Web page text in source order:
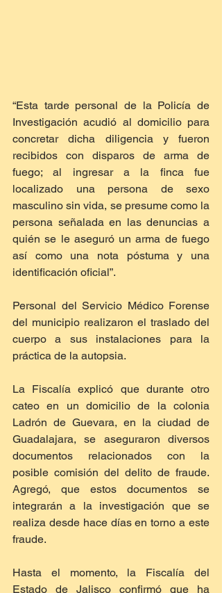
“Esta tarde personal de la Policía de
Investigación acudió al domicilio para
concretar dicha diligencia y fueron
recibidos con disparos de arma de
fuego; al ingresar a la finca fue
localizado una persona de sexo
masculino sin vida, se presume como la
persona señalada en las denuncias a
quién se le aseguró un arma de fuego
así como una nota póstuma y una
identificación oficial”.
Personal del Servicio Médico Forense
del municipio realizaron el traslado del
cuerpo a sus instalaciones para la
práctica de la autopsia.
La Fiscalía explicó que durante otro
cateo en un domicilio de la colonia
Ladrón de Guevara, en la ciudad de
Guadalajara, se aseguraron diversos
documentos relacionados con la
posible comisión del delito de fraude.
Agregó, que estos documentos se
integrarán a la investigación que se
realiza desde hace días en torno a este
fraude.
Hasta el momento, la Fiscalía del
Estado de Jalisco confirmó que ha